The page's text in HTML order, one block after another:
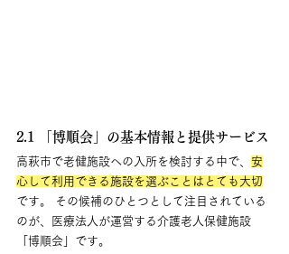
2.1 「博順会」の基本情報と提供サービス
高萩市で老健施設への入所を検討する中で、 安
心して利用できる施設を選ぶことはとても大切
です。 その候補のひとつとして注目されている
のが、医療法人が運営する介護老人保健施設
「博順会」です。